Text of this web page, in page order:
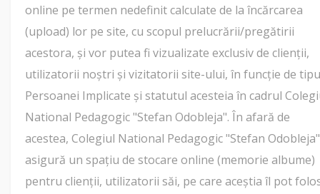
online pe termen nedefinit calculate de la încărcarea
(upload) lor pe site, cu scopul prelucrării/pregătirii
acestora, și vor putea fi vizualizate exclusiv de clienții,
utilizatorii noștri și vizitatorii site-ului, în funcție de
Persoanei Implicate și statutul acesteia în cadrul
National Pedagogic "Stefan Odobleja". În afară de
acestea, Colegiul National Pedagogic "Stefan Odobleja"
asigură un spațiu de stocare online (memorie albume)
pentru clienții, utilizatorii săi, pe care aceștia îl pot